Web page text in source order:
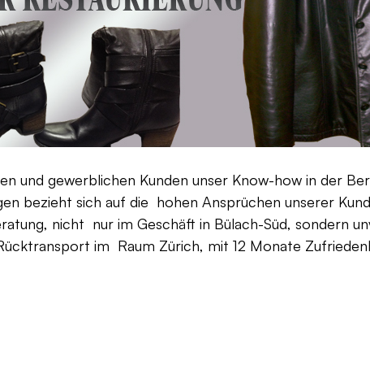
und gewerblichen Kunden unser Know-how in der
bezieht sich auf die hohen Ansprüchen unserer
nicht nur im Geschäft in Bülach-Süd, sondern
im Raum Zürich, mit 12 Monate